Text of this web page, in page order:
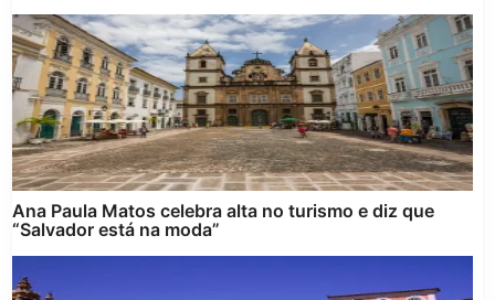
Ana Paula Matos celebra alta no turismo e diz que
“Salvador está na moda”